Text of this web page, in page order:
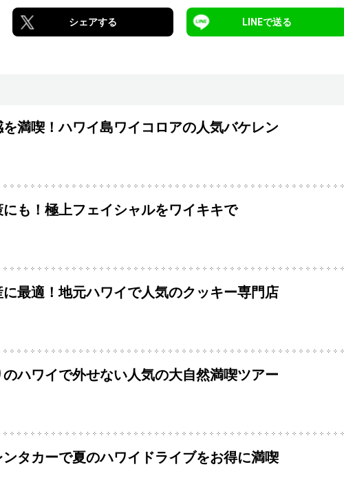
シェアする LINEで送る
を満喫！ハワイ島ワイコロアの人気バケレン
も！極上フェイシャルをワイキキで
最適！地元ハワイで人気のクッキー専門店
ハワイで外せない人気の大自然満喫ツアー
タカーで夏のハワイドライブをお得に満喫